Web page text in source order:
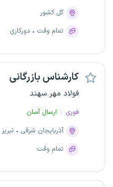
کل کشور
تمام وقت
دورکاری
کارشناس بازرگانی
فولاد مهر سهند
فوری
ارسال آسان
آذربایجان شرقی
تبریز
تمام وقت